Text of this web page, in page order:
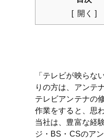
開く
「テレビが映らな
りの方は、アンテ
テレビアンテナの
作業をすると、思
当社は、豊富な経
ジ・BS・CSのア